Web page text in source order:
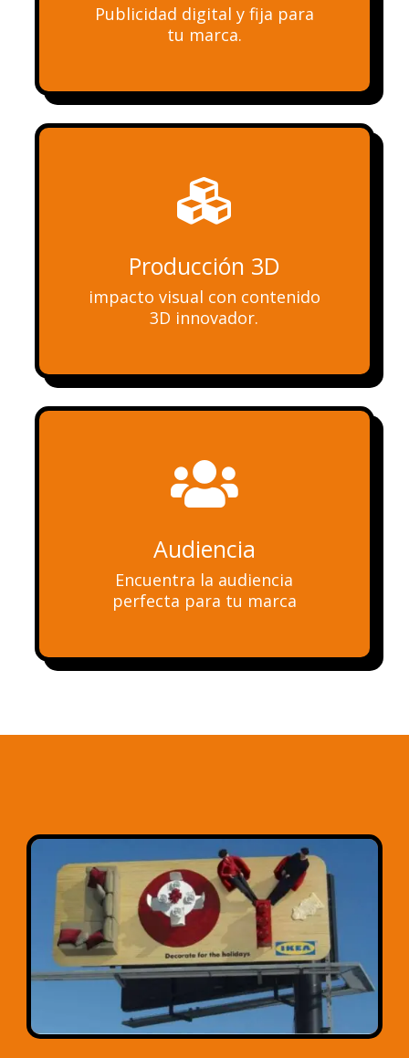
Publicidad digital y fija para
tu marca.

Producción 3D
impacto visual con contenido
3D innovador.

Audiencia
Encuentra la audiencia
perfecta para tu marca